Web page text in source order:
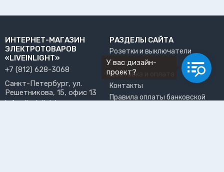
ИНТЕРНЕТ-МАГАЗИН
ЭЛЕКТРОТОВАРОВ
«LIVEINLIGHT»
+7 (812) 628-3068
Санкт-Петербург, ул.
Решетникова, 15, офис 13
info@liveinlight.ru
РАЗДЕЛЫ САЙТА
Розетки и выключатели
О нас
Доставка и оплата
Контакты
Правила оплаты банковской
У вас дизайн-
проект?